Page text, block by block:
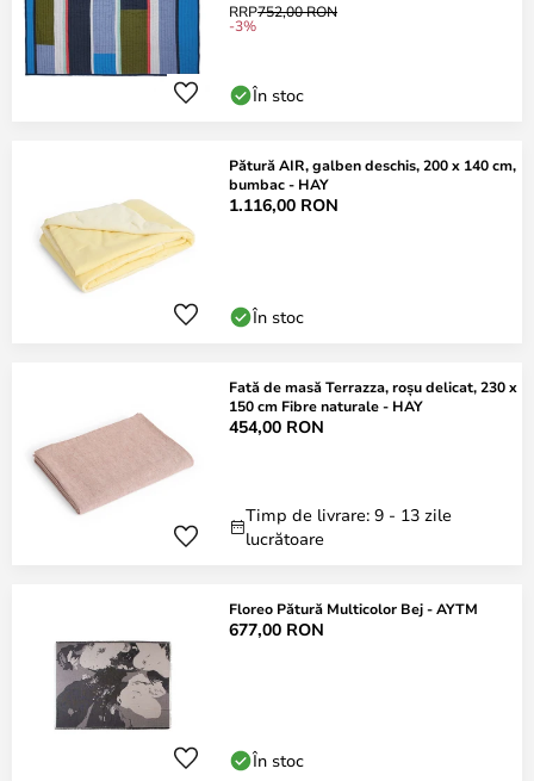
RRP752,00 RON
-3%
În stoc
Pătură AIR, galben deschis, 200 x 140 cm,
bumbac - HAY
1.116,00 RON
În stoc
Fată de masă Terrazza, roșu delicat, 230 x
150 cm Fibre naturale - HAY
454,00 RON
Timp de livrare: 9 - 13 zile
lucrătoare
Floreo Pătură Multicolor Bej - AYTM
677,00 RON
În stoc